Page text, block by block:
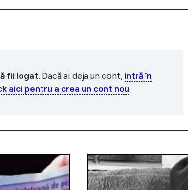
fii logat. Dacă ai deja un cont, intră în
aici pentru a crea un cont nou.